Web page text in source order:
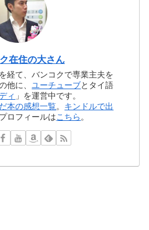
在住の大さん
経て、バンコクで専業主夫を
他に、 ユーチューブとタイ語
ィ 」を運営中です。
本の感想一覧。 キンドルで出
ロフィールはこちら 。